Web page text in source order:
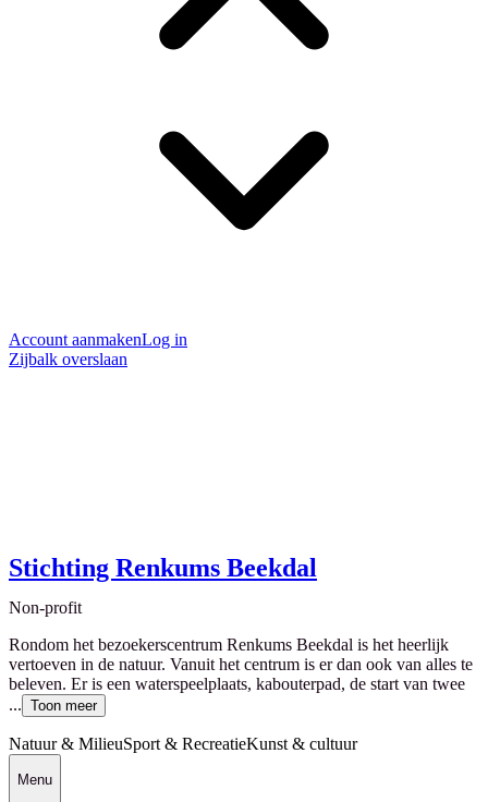
Account aanmakenLog in
Zijbalk overslaan
Stichting Renkums Beekdal
Non-profit
Rondom het bezoekerscentrum Renkums Beekdal is het heerlijk
vertoeven in de natuur. Vanuit het centrum is er dan ook van alles te
beleven. Er is een waterspeelplaats, kabouterpad, de start van twee
... Toon meer
Natuur & MilieuSport & RecreatieKunst & cultuur
Menu